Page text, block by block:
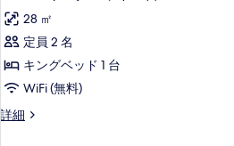
の
す
べ
て
の
ド
の
詳
ー
ム
キ
ン
グ
ベ
28 ㎡
定員 2 名
キングベッド 1 台
WiFi (無料)
詳細
ル